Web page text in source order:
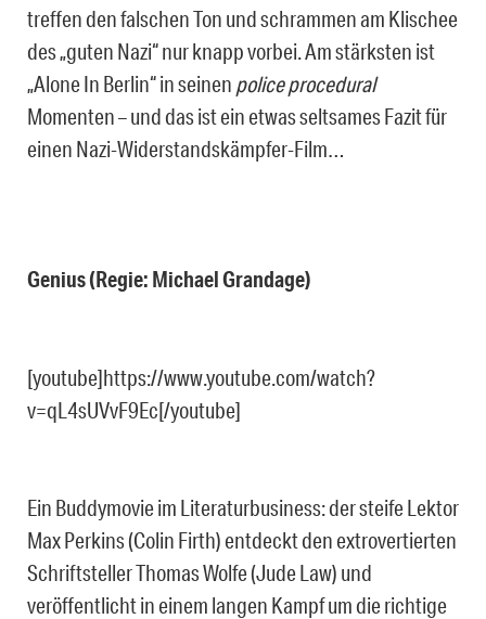
treffen den falschen Ton und schrammen am Klischee
des „guten Nazi“ nur knapp vorbei. Am stärksten ist
„Alone In Berlin“ in seinen police procedural
Momenten – und das ist ein etwas seltsames Fazit für
einen Nazi-Widerstandskämpfer-Film…
Genius (Regie: Michael Grandage)
[youtube]https://www.youtube.com/watch?
v=qL4sUVvF9Ec[/youtube]
Ein Buddymovie im Literaturbusiness: der steife Lektor
Max Perkins (Colin Firth) entdeckt den extrovertierten
Schriftsteller Thomas Wolfe (Jude Law) und
veröffentlicht in einem langen Kampf um die richtige